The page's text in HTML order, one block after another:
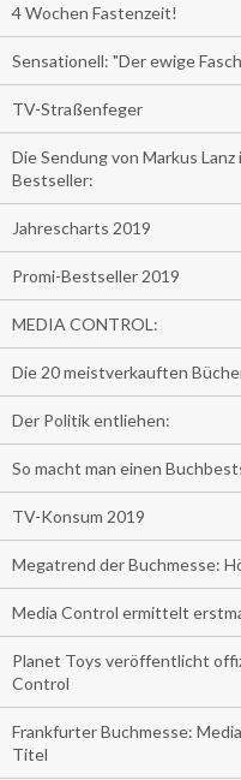
4 Wochen Fastenzeit!
Sensationell: "Der ewige
TV-Straßenfeger
Die Sendung von Markus
Bestseller:
Jahrescharts 2019
Promi-Bestseller 2019
MEDIA CONTROL:
Die 20 meistverkauften
Der Politik entliehen:
So macht man einen
TV-Konsum 2019
Megatrend der Buchmesse:
Media Control ermittelt
Planet Toys veröffentlicht
Control
Frankfurter Buchmesse:
Titel